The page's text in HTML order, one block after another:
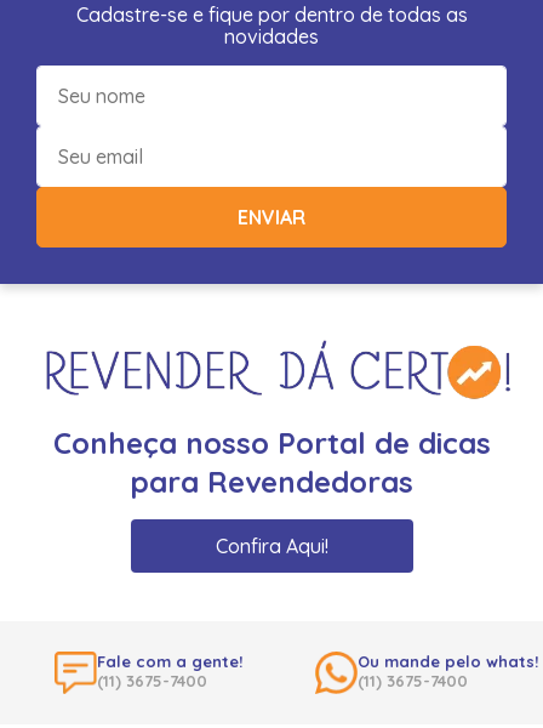
Cadastre-se e fique por dentro de todas as
novidades
ENVIAR
Conheça nosso Portal de dicas
para Revendedoras
Confira Aqui!
Fale com a gente!
(11) 3675-7400
Ou mande pelo whats!
(11) 3675-7400